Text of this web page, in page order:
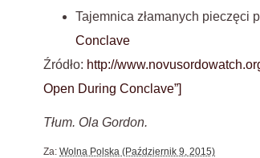
Tajemnica złamanych pieczęci
Conclave
Źródło: http://
Open During Conclave”]
Tłum. Ola Gordon.
Za: Wolna Polska (Październik 9, 2015)